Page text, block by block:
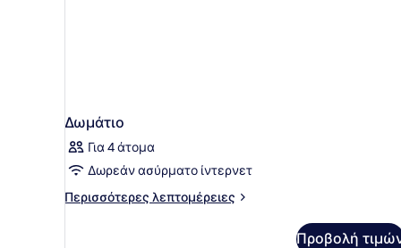
Δωμάτιο
Για 4 άτομα
Δωρεάν ασύρματο ίντερνετ
Περισσότερες λεπτομέρειες
Περισσότερες
Προβολή